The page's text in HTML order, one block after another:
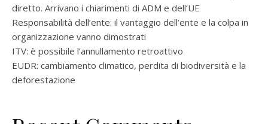
diretto. Arrivano i chiarimenti di ADM e dell’UE
Responsabilità dell’ente: il vantaggio dell’ente e la colpa in
organizzazione vanno dimostrati
ITV: è possibile l’annullamento retroattivo
EUDR: cambiamento climatico, perdita di biodiversità e la
deforestazione